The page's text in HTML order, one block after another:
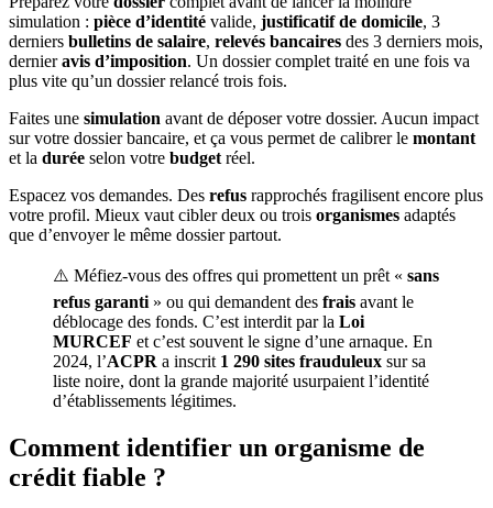
simulation : pièce d’identité valide, justificatif de domicile, 3
derniers bulletins de salaire, relevés bancaires des 3 derniers mois,
dernieravis d’imposition. Un dossier complet traité en une fois va
plus vite qu’un dossier relancé trois fois.
Faites une simulation avant de déposer votre dossier. Aucun impact
sur votre dossier bancaire, et ça vous permet de calibrer le montant
et la durée selon votre budget réel.
Espacez vos demandes. Des refus rapprochés fragilisent encore plus
votre profil. Mieux vaut cibler deux ou trois organismes adaptés
que d’envoyer le même dossier partout.
⚠️ Méfiez-vous des offres qui promettent un prêt « sans
refus garanti » ou qui demandent des frais avant le
déblocage des fonds. C’est interdit par la Loi
MURCEF et c’est souvent le signe d’une arnaque. En
2024, l’ACPR a inscrit 1 290 sites frauduleux sur sa
liste noire, dont la grande majorité usurpaient l’identité
d’établissements légitimes.
Comment identifier un organisme de
crédit fiable ?